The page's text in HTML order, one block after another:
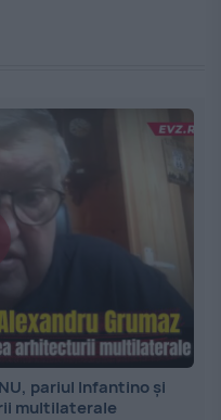
pariul Infantino și
multilaterale